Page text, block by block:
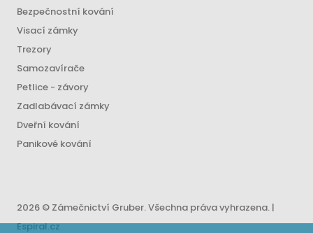
Bezpečnostní kování
Visací zámky
Trezory
Samozavírače
Petlice - závory
Zadlabávací zámky
Dveřní kování
Panikové kování
2026 © Zámečnictví Gruber. Všechna práva vyhrazena. |
Espiral.cz